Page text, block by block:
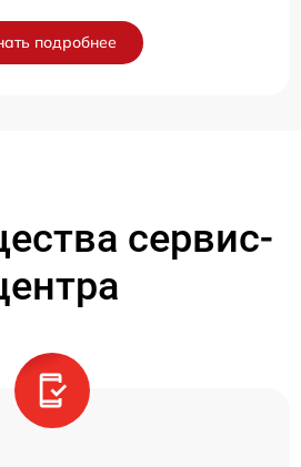
подробнее
сервис-